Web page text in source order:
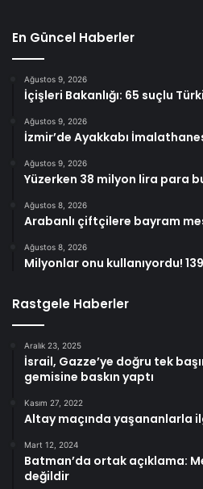
En Güncel Haberler
Ağustos 9, 2026
İçişleri Bakanlığı: 65 suçlu
Ağustos 9, 2026
İzmir’de Ayakkabı
Ağustos 9, 2026
Yüzerken 38 milyon lira para
Ağustos 8, 2026
Arabanlı çiftçilere bayram
Ağustos 8, 2026
Milyonlar onu kullanıyordu!
Rastgele Haberler
Aralık 23, 2025
İsrail, Gazze’ye doğru tek
gemisine baskın yaptı
Kasım 27, 2022
Altay maçında yaşananlarla
Mart 12, 2024
Batman’da ortak açıklama:
değildir